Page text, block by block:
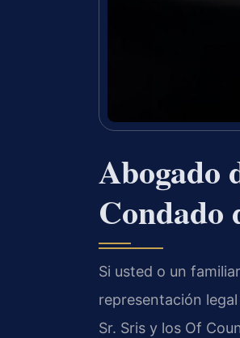
Abogado
Condado
Si usted o un
representación
Sr. Sris y los Of